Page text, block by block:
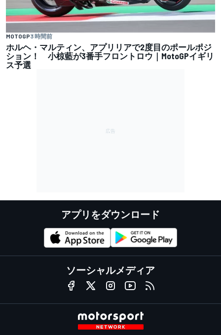
MOTOGP3 時間前
ホルヘ・マルティン、アプリリアで2度目のポールポジ
ション！ 小椋藍が3番手フロントロウ｜MotoGPイギリ
ス予選
アプリをダウンロード
ソーシャルメディア